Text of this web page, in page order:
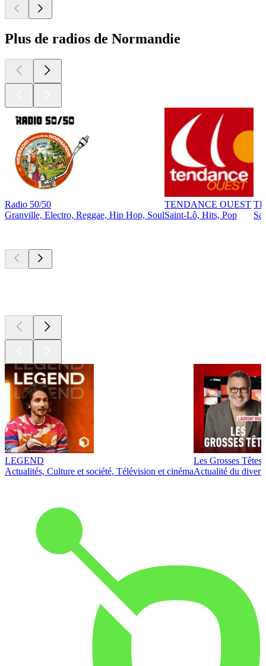
Plus de radios de Normandie
Radio 50/50
Granville, Electro, Reggae, Hip Hop, Soul
TENDANCE OUEST
Saint-Lô, Hits, Pop
LEGEND
Actualités, Culture et société, Télévision et cinéma
Les Grosses Têtes
Actualité du